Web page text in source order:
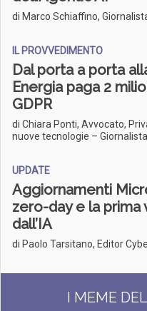
di Marco Schiaffino,
IL PROVVEDIMENTO
Dal porta a porta
Energia paga 2
GDPR
di Chiara Ponti, Avvocato,
nuove tecnologie – Giornalista
UPDATE
Aggiornamenti
zero-day e la
dall’IA
di Paolo Tarsitano, Editor
I MEME